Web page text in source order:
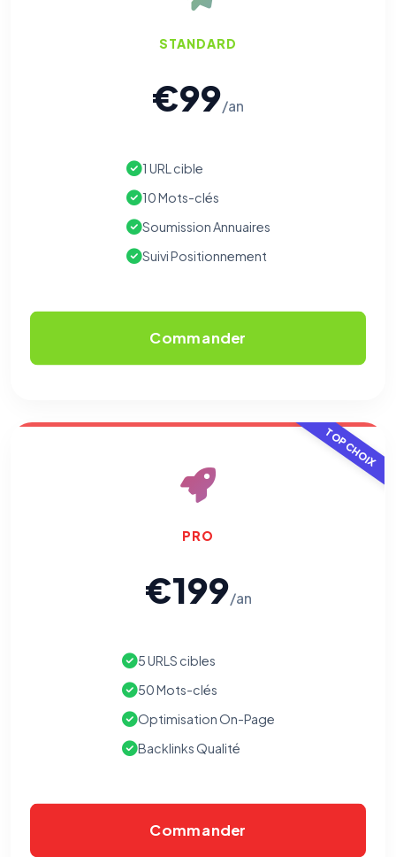
STANDARD
€99/an
1 URL cible
10 Mots-clés
Soumission Annuaires
Suivi Positionnement
Commander
TOP CHOIX
PRO
€199/an
5 URLS cibles
50 Mots-clés
Optimisation On-Page
Backlinks Qualité
Commander
Cookies essentiels
Nécessaires au fonctionnement du site : session, sécurité,
mémorisation de vos choix de consentement. Ils ne
peuvent pas être désactivés.
(pages visitées, durée de visite) pour l'améliorer. Données